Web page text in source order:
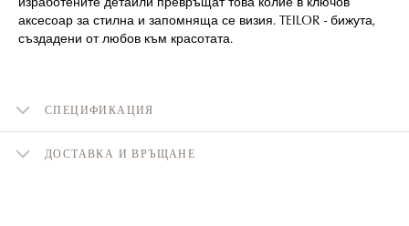
аксесоар за стилна и запомняща се визия. TEILOR - бижута,
създадени от любов към красотата.
СПЕЦИФИКАЦИЯ
ДОСТАВКА И ВРЪЩАНЕ